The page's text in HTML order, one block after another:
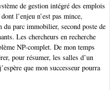
de gestion intégré des emplois
l’enjeu n’est pas mince,
parc immobilier, second poste de
Les chercheurs en recherche
NP-complet. De mon temps
pour résumer, les salles d’un
que mon successeur pourra